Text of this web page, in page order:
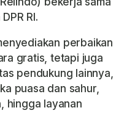
RI.
perbaikan
gratis, tetapi juga
pendukung lainnya,
puasa dan sahur,
hingga layanan